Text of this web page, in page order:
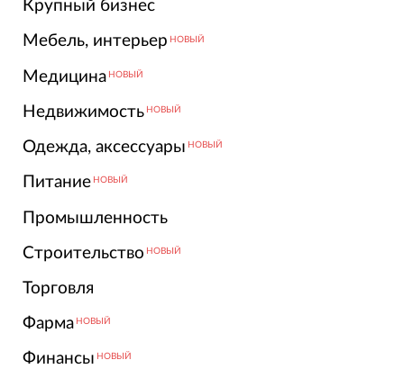
Крупный бизнес
Мебель, интерьер НОВЫЙ
Медицина НОВЫЙ
Недвижимость НОВЫЙ
Одежда, аксессуары НОВЫЙ
Питание НОВЫЙ
Промышленность
Строительство НОВЫЙ
Торговля
Фарма НОВЫЙ
Финансы НОВЫЙ